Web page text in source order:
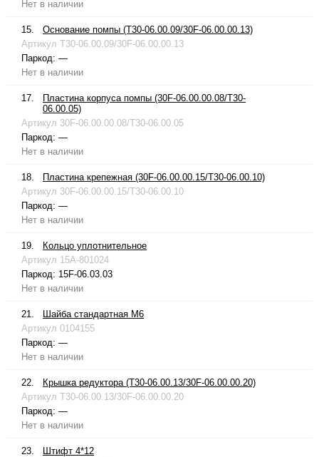
Нет в наличии
15.
Основание помпы (T30-06.00.09/30F-06.00.00.13)
Артикул T30-06.00.09/30F-06.00.00.13
Паркод: —
Нет в наличии
17.
Пластина корпуса помпы (30F-06.00.00.08/T30-
06.00.05)
Артикул 30F-06.00.00.08/T30-06.00.05
Паркод: —
Нет в наличии
18.
Пластина крепежная (30F-06.00.00.15/T30-06.00.10)
Артикул 30F-06.00.00.15/T30-06.00.10
Паркод: —
Нет в наличии
19.
Кольцо уплотнительное
Артикул 15A-801024
Паркод: 15F-06.03.03
Нет в наличии
21.
Шайба стандартная М6
Артикул 0104155
Паркод: —
Нет в наличии
22.
Крышка редуктора (T30-06.00.13/30F-06.00.00.20)
Артикул T30-06.00.13/30F-06.00.00.20
Паркод: —
Нет в наличии
23.
Штифт 4*12